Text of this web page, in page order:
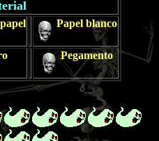
Papel blanco
Pegamento